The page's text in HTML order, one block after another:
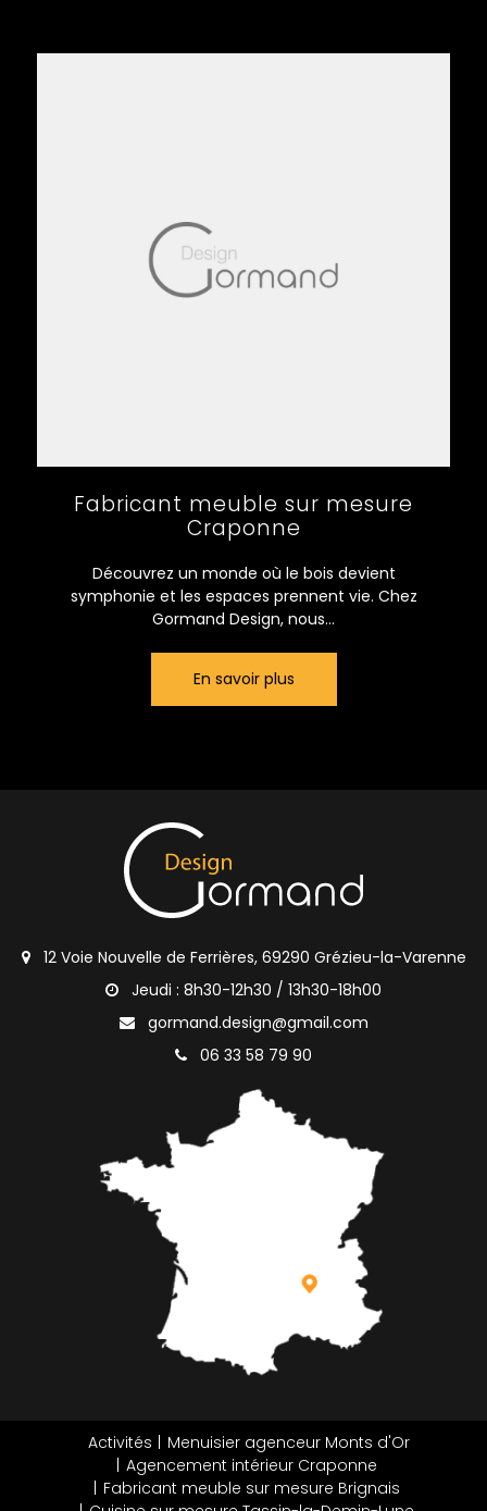
Fabricant meuble sur mesure
Craponne
Découvrez un monde où le bois devient
symphonie et les espaces prennent vie. Chez
Gormand Design, nous...
En savoir plus
12 Voie Nouvelle de Ferrières, 69290 Grézieu-la-Varenne
Jeudi : 8h30-12h30 / 13h30-18h00
gormand.design@gmail.com
06 33 58 79 90
Activités
Menuisier agenceur Monts d'Or
Agencement intérieur Craponne
Fabricant meuble sur mesure Brignais